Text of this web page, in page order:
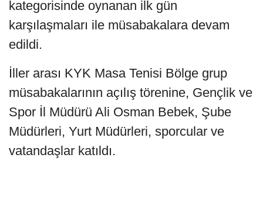
kategorisinde oynanan ilk gün
karşılaşmaları ile müsabakalara devam
edildi.
İller arası KYK Masa Tenisi Bölge grup
müsabakalarının açılış törenine, Gençlik ve
Spor İl Müdürü Ali Osman Bebek, Şube
Müdürleri, Yurt Müdürleri, sporcular ve
vatandaşlar katıldı.